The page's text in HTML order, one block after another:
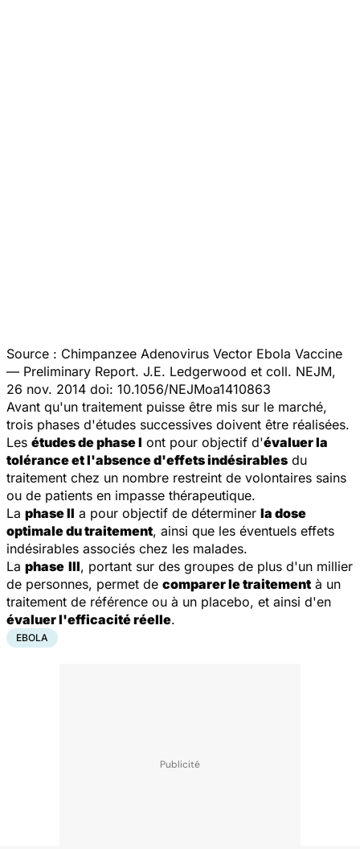
Source : Chimpanzee Adenovirus Vector Ebola Vaccine
— Preliminary Report. J.E. Ledgerwood et coll. NEJM,
26 nov. 2014 doi: 10.1056/NEJMoa1410863
Avant qu'un traitement puisse être mis sur le marché,
trois phases d'études successives doivent être réalisées.
Les études de phase I ont pour objectif d'évaluer la
tolérance et l'absence d'effets indésirables du
traitement chez un nombre restreint de volontaires sains
ou de patients en impasse thérapeutique.
La phase II a pour objectif de déterminer la dose
optimale du traitement, ainsi que les éventuels effets
indésirables associés chez les malades.
La phase III, portant sur des groupes de plus d'un millier
de personnes, permet de comparer le traitement à un
traitement de référence ou à un placebo, et ainsi d'en
évaluer l'efficacité réelle.
EBOLA